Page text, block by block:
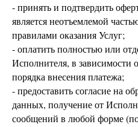
- принять и подтвердить
является неотъемлемой
правилами оказания Услуг;
- оплатить полностью или
Исполнителя, в зависимости
порядка внесения платежа;
- предоставить согласие на
данных, получение от
сообщений в любой форме